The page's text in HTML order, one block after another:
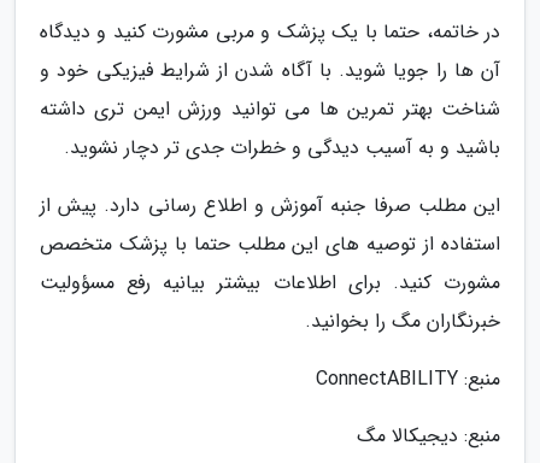
در خاتمه، حتما با یک پزشک و مربی مشورت کنید و دیدگاه
آن ها را جویا شوید. با آگاه شدن از شرایط فیزیکی خود و
شناخت بهتر تمرین ها می توانید ورزش ایمن تری داشته
باشید و به آسیب دیدگی و خطرات جدی تر دچار نشوید.
این مطلب صرفا جنبه آموزش و اطلاع رسانی دارد. پیش از
استفاده از توصیه های این مطلب حتما با پزشک متخصص
مشورت کنید. برای اطلاعات بیشتر بیانیه رفع مسؤولیت
خبرنگاران مگ را بخوانید.
منبع: ConnectABILITY
منبع: دیجیکالا مگ